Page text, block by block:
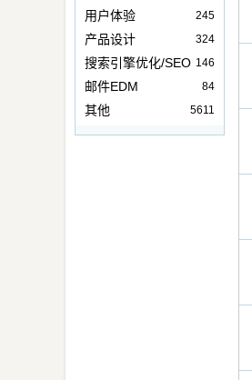
用户体验 245
产品设计 324
搜索引擎优化/SEO 146
邮件EDM 84
其他 5611